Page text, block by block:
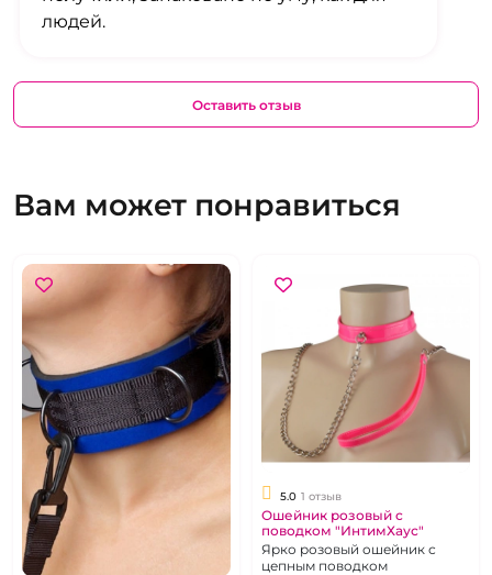
людей.
Оставить отзыв
Вам может понравиться
5.0 1 отзыв
Ошейник розовый с
поводком "ИнтимХаус"
Ярко розовый ошейник с
цепным поводком